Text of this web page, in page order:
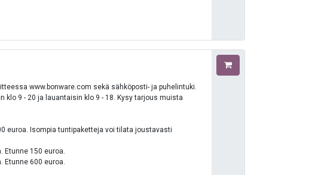
www.bonware.com sekä sähköposti- ja puhelintuki.
klo 9 - 20 ja lauantaisin klo 9 - 18. Kysy tarjous muista
euroa. Isompia tuntipaketteja voi tilata joustavasti
Etunne 150 euroa.
Etunne 600 euroa.